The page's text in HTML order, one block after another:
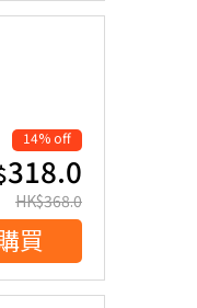
14% off
318.0
HK$368.0
買